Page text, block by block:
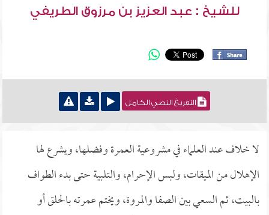
للشيخ : عبد العزيز بن مرزوق الطريفي
التفريغ النصي الكامل
لا خلاف عند العلماء في مشروعية العمرة وفضلها، ويشرع لها
الإهلال من الميقات، ولبس الإحرام، والتلبية حتى بدء الطواف
بالبيت، ثم السعي بين الصفا والمروة، ويختم عمرته بالحلق أو